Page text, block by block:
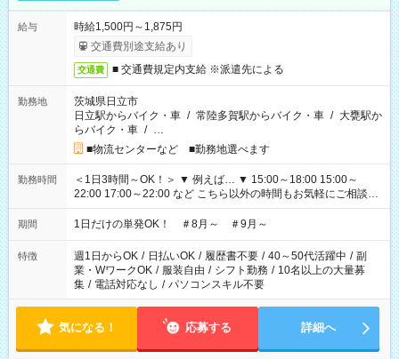
給与
時給1,500円～1,875円
交通費別途支給あり
交通費 ■ 交通費規定内支給 ※派遣先による
勤務地
茨城県日立市
日立駅からバイク・車 / 常陸多賀駅からバイク・車 / 大甕駅か
らバイク・車 / …
■物流センターなど ■勤務地選べます
勤務時間
＜1日3時間～OK！＞ ▼ 例えば… ▼ 15:00～18:00 15:00～
22:00 17:00～22:00 など こちら以外の時間もお気軽にご相談く
ださい！
期間 1日だけの単発OK！ ＃8月～ ＃9月～
特徴 週1日からOK / 日払いOK / 履歴書不要 / 40～50代活躍中 / 副
業・WワークOK / 服装自由 / シフト勤務 / 10名以上の大量募
集 / 電話対応なし / パソコンスキル不要
気になる！ 応募する 詳細へ